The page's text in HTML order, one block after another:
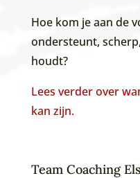
Hoe kom je aan de
ondersteunt,
houdt?
Lees verder over
kan zijn.
Team Coaching